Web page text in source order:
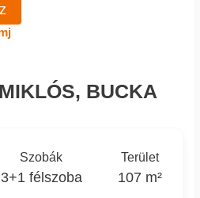
BUCKA
Szobák
3+1 félszoba
Terület
107 m²